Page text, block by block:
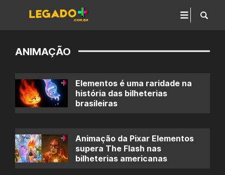
ANIMAÇÃO
Elementos é uma raridade na
história das bilheterias
brasileiras
Animação da Pixar Elementos
supera The Flash nas
bilheterias americanas